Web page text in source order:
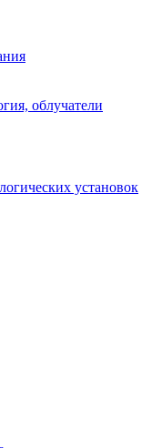
облучатели
установок